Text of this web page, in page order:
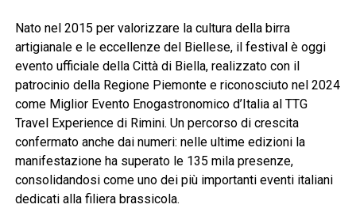
Nato nel 2015 per valorizzare la cultura della birra
artigianale e le eccellenze del Biellese, il festival è oggi
evento ufficiale della Città di Biella, realizzato con il
patrocinio della Regione Piemonte e riconosciuto nel 2024
come Miglior Evento Enogastronomico d’Italia al TTG
Travel Experience di Rimini. Un percorso di crescita
confermato anche dai numeri: nelle ultime edizioni la
manifestazione ha superato le 135 mila presenze,
consolidandosi come uno dei più importanti eventi italiani
dedicati alla filiera brassicola.